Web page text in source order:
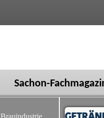
Sachon-
Brauindustrie